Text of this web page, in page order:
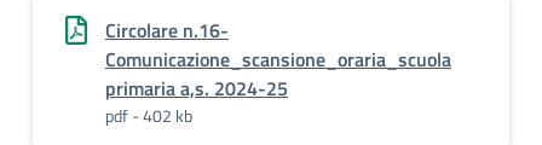
Circolare n.16-
Comunicazione_scansione_oraria_scuola
primaria a,s. 2024-25
pdf - 402 kb